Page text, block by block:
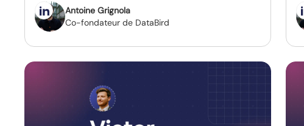
Antoine Grignola
Co-fondateur de DataBird